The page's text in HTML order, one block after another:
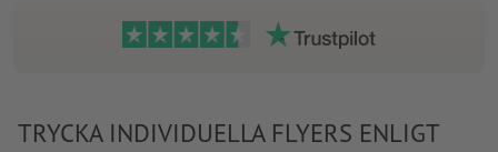
TRYCKA INDIVIDUELLA FLYERS ENLIGT